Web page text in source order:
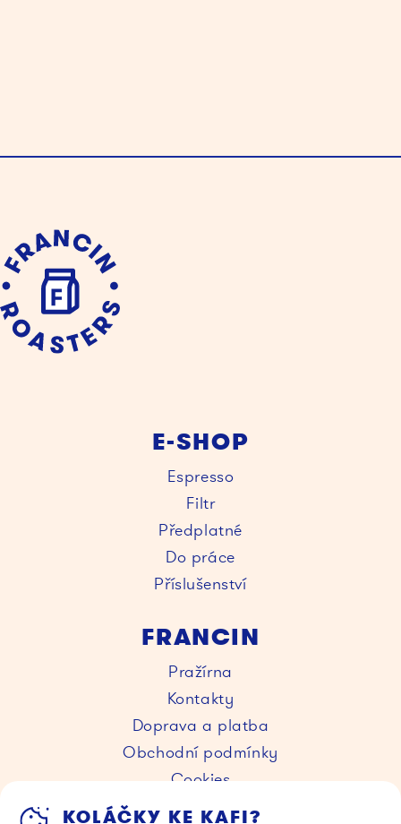
E-SHOP
Espresso
Filtr
Předplatné
Do práce
Příslušenství
FRANCIN
Pražírna
Kontakty
Doprava a platba
Obchodní podmínky
Cookies
KOLÁČKY KE KAFI?